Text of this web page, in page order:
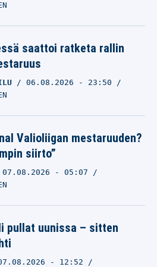
saattoi ratketa rallin
06.08.2026 - 23:50
Valioliigan mestaruuden?
siirto”
07.08.2026 - 05:07
pullat uunissa – sitten
- 12:52